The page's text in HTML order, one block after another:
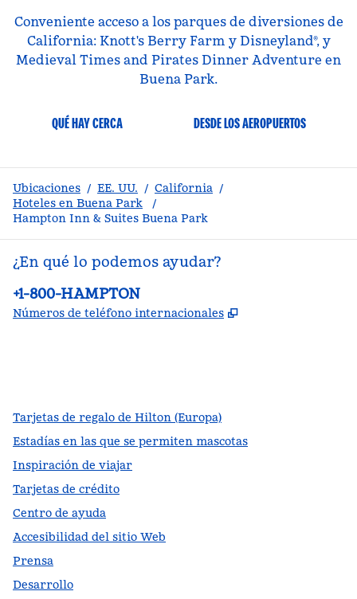
Conveniente acceso a los parques de diversiones de
California: Knott's Berry Farm y Disneyland®, y
Medieval Times and Pirates Dinner Adventure en
Buena Park.
QUÉ HAY CERCA DESDE LOS AEROPUERTOS
Ubicaciones / EE. UU. / California /
Hoteles en Buena Park
/
Hampton Inn & Suites Buena Park
¿En qué lo podemos ayudar?
Teléfono:
+1-800-HAMPTON
Números de teléfono internacionales ,
Tarjetas de regalo de Hilton (Europa)
Estadías en las que se permiten mascotas
Inspiración de viajar
Tarjetas de crédito
Centro de ayuda
Accesibilidad del sitio Web
Prensa
Desarrollo